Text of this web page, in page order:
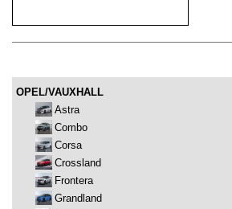
OPEL/VAUXHALL
Astra
Combo
Corsa
Crossland
Frontera
Grandland